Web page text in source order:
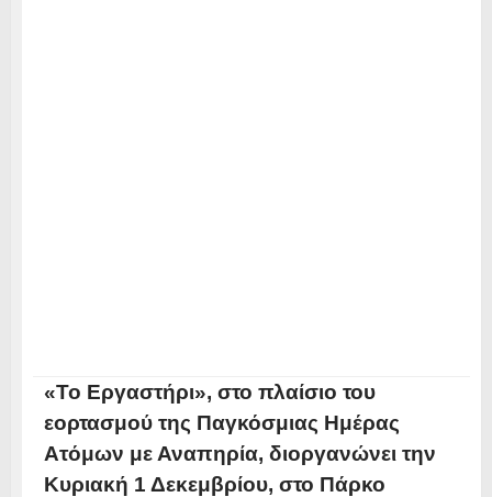
«Το Εργαστήρι», στο πλαίσιο του
εορτασμού της Παγκόσμιας Ημέρας
Ατόμων με Αναπηρία, διοργανώνει την
Κυριακή 1 Δεκεμβρίου, στο Πάρκο